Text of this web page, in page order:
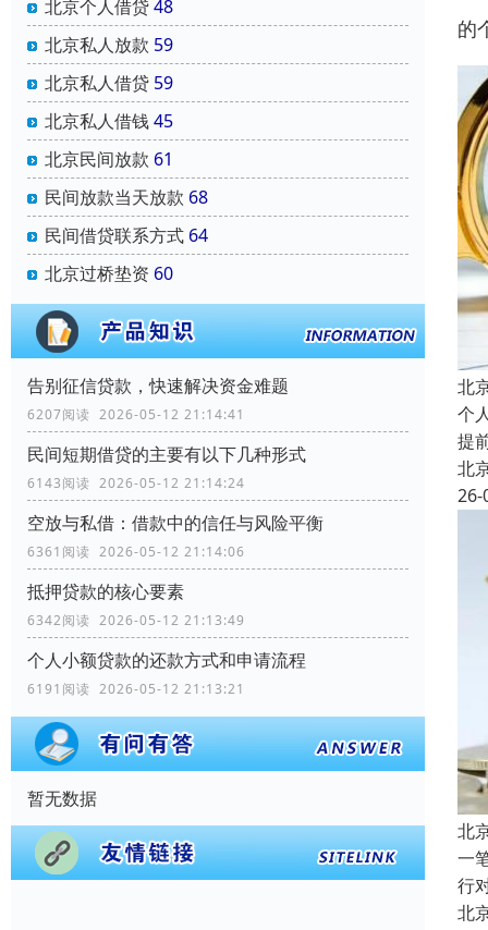
北京个人借贷48
北京私人放款 59
北京私人借贷 59
北京私人借钱45
北京民间放款 61
民间放款当天放款 68
民间借贷联系方式 64
北京过桥垫资 60
告别征信贷款，快速解决资金难题
6207阅读 2026-05-12 21:14:41
民间短期借贷的主要有以下几种形式
6143阅读 2026-05-12 21:14:24
空放与私借：借款中的信任与风险平衡
6361阅读 2026-05-12 21:14:06
抵押贷款的核心要素
6342阅读 2026-05-12 21:13:49
个人小额贷款的还款方式和申请流程
6191阅读 2026-05-12 21:13:21
暂无数据
的
北
个
提
北
26-
北
一
行
北